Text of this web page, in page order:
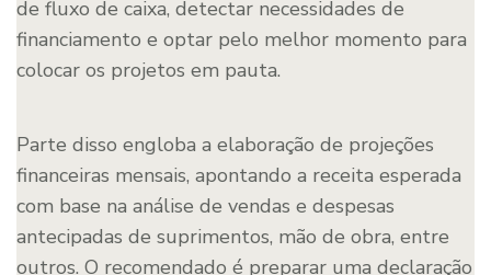
de fluxo de caixa, detectar necessidades de
financiamento e optar pelo melhor momento para
colocar os projetos em pauta.
Parte disso engloba a elaboração de projeções
financeiras mensais, apontando a receita esperada
com base na análise de vendas e despesas
antecipadas de suprimentos, mão de obra, entre
outros. O recomendado é preparar uma declaração